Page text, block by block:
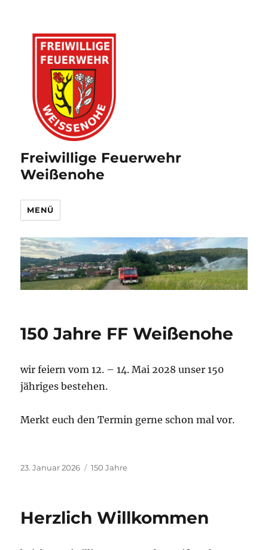
Freiwillige Feuerwehr
Weißenohe
MENÜ
150 Jahre FF Weißenohe
wir feiern vom 12. – 14. Mai 2028 unser 150
jähriges bestehen.
Merkt euch den Termin gerne schon mal vor.
Veröffentlicht
23. Januar 2026 Kategorien
150 Jahre
Herzlich Willkommen